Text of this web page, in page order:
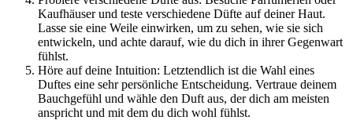
Kaufhäuser und teste verschiedene Düfte auf deiner Haut.
Lasse sie eine Weile einwirken, um zu sehen, wie sie sich
entwickeln, und achte darauf, wie du dich in ihrer Gegenwart
fühlst.
Höre auf deine Intuition: Letztendlich ist die Wahl eines
Duftes eine sehr persönliche Entscheidung. Vertraue deinem
Bauchgefühl und wähle den Duft aus, der dich am meisten
anspricht und mit dem du dich wohl fühlst.